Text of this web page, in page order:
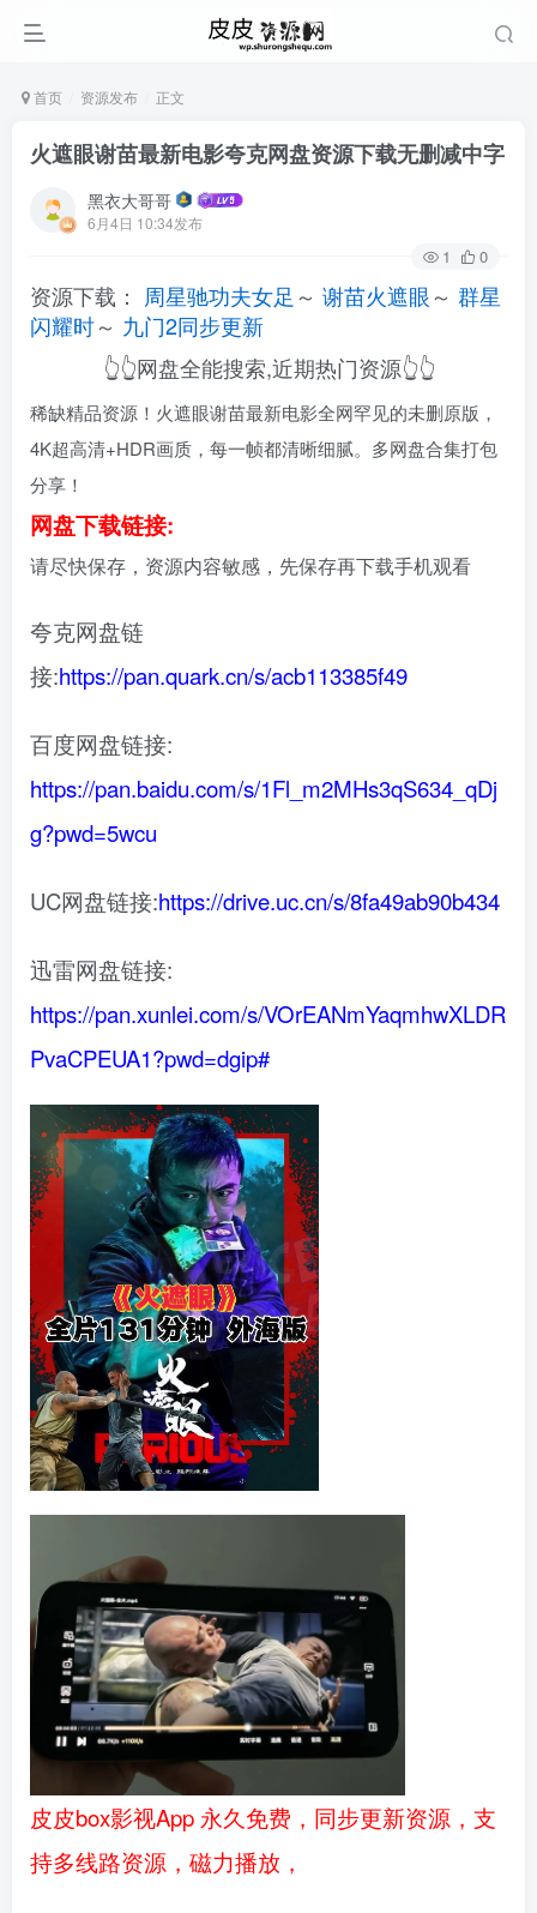
首页 资源发布 正文
火遮眼谢苗最新电影夸克网盘资源下载无删减中字
黑衣大哥哥
6月4日 10:34发布
1 0
资源下载： 周星驰功夫女足 ～ 谢苗火遮眼～ 群星
闪耀时～ 九门2同步更新
👆👆网盘全能搜索,近期热门资源👆👆
稀缺精品资源！火遮眼谢苗最新电影全网罕见的未删原版，
4K超高清+HDR画质，每一帧都清晰细腻。多网盘合集打包
分享！
网盘下载链接:
请尽快保存，资源内容敏感，先保存再下载手机观看
夸克网盘链
接:https://pan.quark.cn/s/acb113385f49
百度网盘链接:
https://pan.baidu.com/s/1Fl_m2MHs3qS634_qDj
g?pwd=5wcu
UC网盘链接:https://drive.uc.cn/s/8fa49ab90b434
迅雷网盘链接:
https://pan.xunlei.com/s/VOrEANmYaqmhwXLDR
PvaCPEUA1?pwd=dgip#
皮皮box影视App 永久免费，同步更新资源，支
持多线路资源，磁力播放，